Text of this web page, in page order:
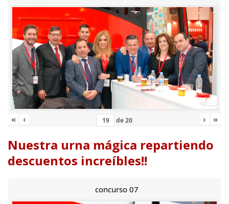
« ‹ de20 › »
Nuestra urna mágica repartiendo
descuentos increíbles!!
concurso 07